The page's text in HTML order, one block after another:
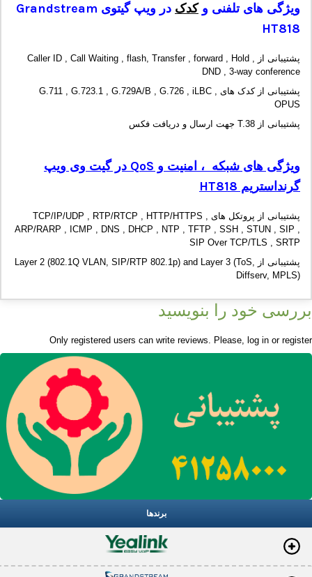
ویژگی های تلفنی وکدک در ویپ گیتوی Grandstream
HT818
پشتیبانی از Caller ID , Call Waiting , flash, Transfer , forward , Hold ,
DND , 3-way conference
پشتیبانی از کدک های G.711 , G.723.1 , G.729A/B , G.726 , iLBC ,
OPUS
پشتیبانی از T.38 جهت ارسال و دریافت فکس
ویژگی های شبکه ، امنیت و QoS در گیت وی ویپ
گرنداستریم HT818
پشتیبانی از پروتکل های TCP/IP/UDP , RTP/RTCP , HTTP/HTTPS ,
ARP/RARP , ICMP , DNS , DHCP , NTP , TFTP , SSH , STUN , SIP ,
SIP Over TCP/TLS , SRTP
پشتیبانی از Layer 2 (802.1Q VLAN, SIP/RTP 802.1p) and Layer 3 (ToS,
Diffserv, MPLS)
بررسی خود را بنویسید
Only registered users can write reviews. Please, log in or register
برندها